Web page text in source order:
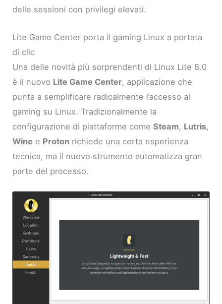
delle sessioni con privilegi elevati.
Lite Game Center porta il gaming Linux a portata
di clic
Una delle novità più sorprendenti di Linux Lite 8.0
è il nuovo Lite Game Center, applicazione che
punta a semplificare radicalmente l’accesso al
gaming su Linux. Tradizionalmente la
configurazione di piattaforme comeSteam, Lutris,
Wine e Proton richiede una certa esperienza
tecnica, ma il nuovo strumento automatizza gran
parte del processo.